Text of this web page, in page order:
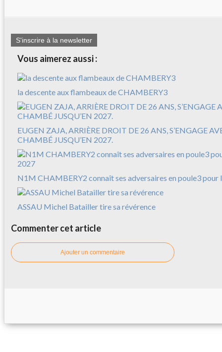
S'inscrire à la newsletter
Vous aimerez aussi :
la descente aux flambeaux de CHAMBERY3
EUGEN ZAJA, ARRIÈRE DROIT DE 26 ANS, S’ENGAGE
CHAMBÉ JUSQU’EN 2027.
N1M CHAMBERY2 connaît ses adversaires en poule3 pour
ASSAU Michel Batailler tire sa révérence
Commenter cet article
Ajouter un commentaire